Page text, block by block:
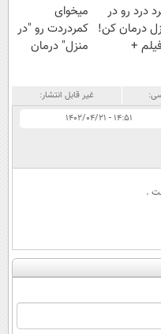
درد رو در
درمان کن!
+
میخوای
کمردردت رو "در
منزل" درمان
غیر قابل انتشار:
۱۴:۵۱ - ۱۴۰۲/۰۴/۲۱
.